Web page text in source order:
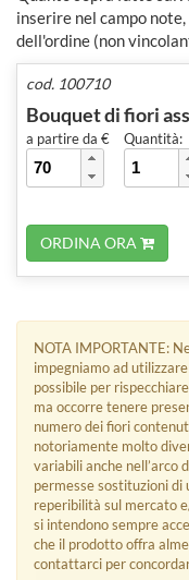
inserire nel campo
dell'ordine (non
cod. 100710
Bouquet di fiori
a partire da € Quantità:
ORDINA ORA
NOTA IMPORTANTE:
impegniamo ad
possibile per
ma occorre tenere
numero dei fiori
notoriamente molto
variabili anche nell’arco
permesse sostituzioni di
reperibilità sul mercato
si intendono sempre
che il prodotto offra
contattarci per